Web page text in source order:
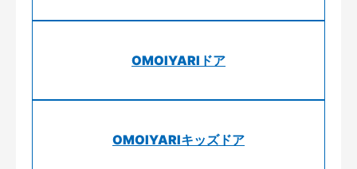
OMOIYARIドア
OMOIYARIキッズドア